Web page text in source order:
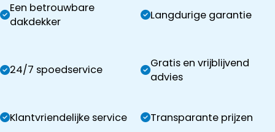
Een betrouwbare
dakdekker
Langdurige garantie
24/7 spoedservice
Gratis en vrijblijvend
advies
Klantvriendelijke service Transparante prijzen